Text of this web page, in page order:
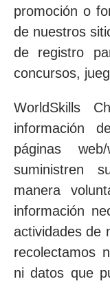
promoción o
de nuestros
de registro
concursos,
WorldSkills
información
páginas
suministren
manera
información
actividades de
recolectamos
ni datos que